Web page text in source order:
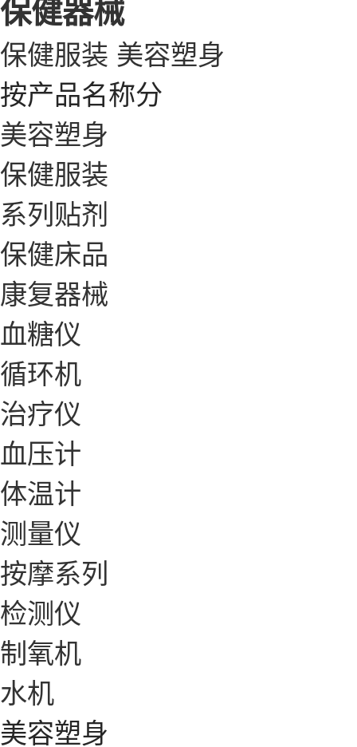
保健器械
保健服装 美容塑身
按产品名称分
美容塑身
保健服装
系列贴剂
保健床品
康复器械
血糖仪
循环机
治疗仪
血压计
体温计
测量仪
按摩系列
检测仪
制氧机
水机
美容塑身